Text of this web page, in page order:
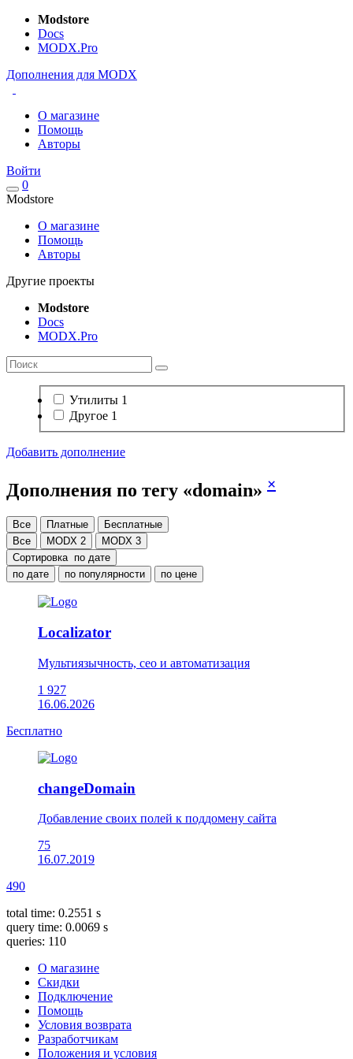
Modstore
Docs
MODX.Pro
Дополнения для MODX
О магазине
Помощь
Авторы
Войти
0
Modstore
О магазине
Помощь
Авторы
Другие проекты
Modstore
Docs
MODX.Pro
Утилиты 1
Другое 1
Добавить дополнение
Дополнения по тегу «domain» ×
Все Платные
Бесплатные
Все
MODX 2
MODX 3
Сортировка по дате
по дате
по популярности по цене
Localizator
Мультиязычность, сео и автоматизация
1 927
16.06.2026
Бесплатно
changeDomain
Добавление своих полей к поддомену сайта
75
16.07.2019
490
total time: 0.2551 s
query time: 0.0069 s
queries: 110
О магазине
Скидки
Подключение
Помощь
Условия возврата
Разработчикам
Положения и условия